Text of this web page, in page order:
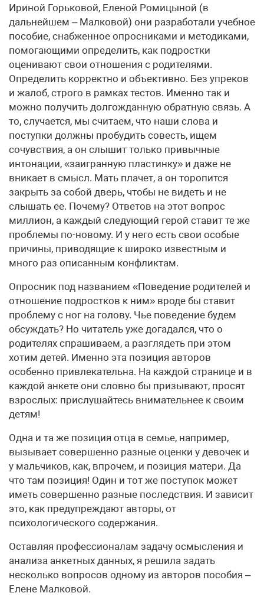
Ириной Горьковой, Еленой Ромицыной (в
дальнейшем – Малковой) они разработали учебное
пособие, снабженное опросниками и методиками,
помогающими определить, как подростки
оценивают свои отношения с родителями.
Определить корректно и объективно. Без упреков
и жалоб, строго в рамках тестов. Именно так и
можно получить долгожданную обратную связь. А
то, случается, мы считаем, что наши слова и
поступки должны пробудить совесть, ищем
сочувствия, а он слышит только привычные
интонации, «заигранную пластинку» и даже не
вникает в смысл. Мать плачет, а он торопится
закрыть за собой дверь, чтобы не видеть и не
слышать ее. Почему? Ответов на этот вопрос
миллион, а каждый следующий герой ставит те же
проблемы по-новому. И у него есть свои особые
причины, приводящие к широко известным и
много раз описанным конфликтам.
Опросник под названием «Поведение родителей и
отношение подростков к ним» вроде бы ставит
проблему с ног на голову. Чье поведение будем
обсуждать? Но читатель уже догадался, что о
родителях спрашиваем, а разглядеть при этом
хотим детей. Именно эта позиция авторов
особенно привлекательна. На каждой странице и в
каждой анкете они словно бы призывают, просят
взрослых: прислушайтесь внимательнее к своим
детям!
Одна и та же позиция отца в семье, например,
вызывает совершенно разные оценки у девочек и
у мальчиков, как, впрочем, и позиция матери. Да
что там позиция! Один и тот же поступок может
иметь совершенно разные последствия. И зависит
это, как предупреждают авторы, от
психологического содержания.
Оставляя профессионалам задачу осмысления и
анализа анкетных данных, я решила задать
несколько вопросов одному из авторов пособия –
Елене Малковой.